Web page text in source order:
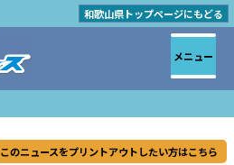
和歌山県トップページにもどる
このニュースをプリントアウトしたい方はこちら
メニュー